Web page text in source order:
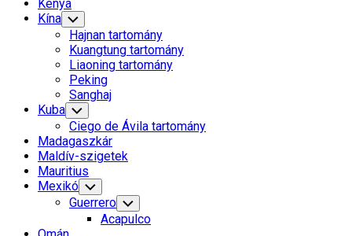
Kenya
Kína Toggle
Child
Menu
Hajnan tartomány
Kuangtung tartomány
Liaoning tartomány
Peking
Sanghaj
Kuba Toggle
Child
Menu
Ciego de Ávila tartomány
Madagaszkár
Maldív-szigetek
Mauritius
Mexikó Toggle
Child
Menu
Guerrero Toggle
Child
Menu
Acapulco